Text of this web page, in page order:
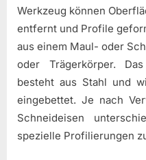
Werkzeug können
entfernt und Profile
aus einem Maul- oder
oder Trägerkörper.
besteht aus Stahl und
eingebettet. Je nach
Schneideisen
spezielle Profilierungen